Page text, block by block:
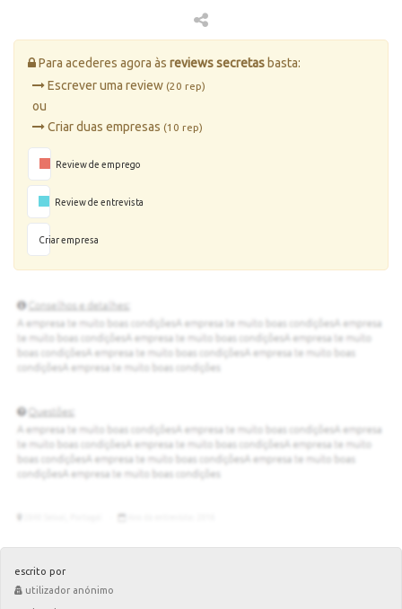
Para acederes agora às reviews secretas basta:
Escrever uma review (20 rep)
ou
Criar duas empresas (10 rep)
Review de emprego
Review de entrevista
Criar empresa
escrito por
utilizador anónimo